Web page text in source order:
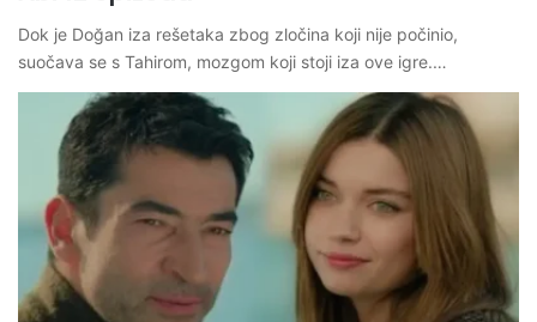
Dok je Doğan iza rešetaka zbog zločina koji nije počinio,
suočava se s Tahirom, mozgom koji stoji iza ove igre.…